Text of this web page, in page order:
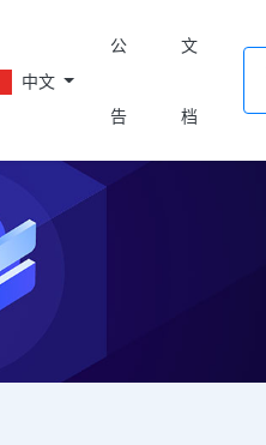
中文
公
告
文
档